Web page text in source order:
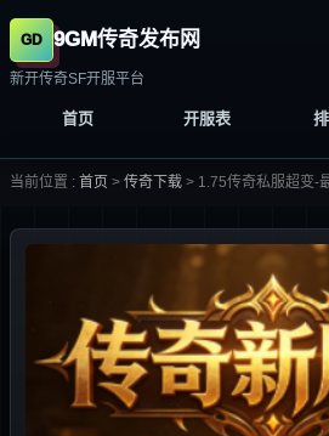
9GM传奇发布网
新开传奇SF开服平台
首页 开服表
当前位置 : 首页 > 传奇下载 > 1.75传奇私服超变-最